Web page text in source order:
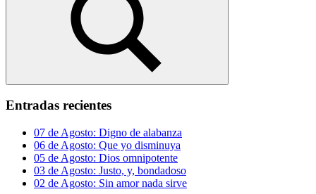
Buscar
Entradas recientes
07 de Agosto: Digno de alabanza
06 de Agosto: Que yo disminuya
05 de Agosto: Dios omnipotente
03 de Agosto: Justo, y, bondadoso
02 de Agosto: Sin amor nada sirve